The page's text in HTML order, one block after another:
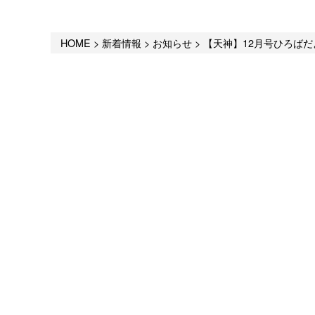
HOME > 新着情報 > お知らせ > 【天神】12月号ひろば